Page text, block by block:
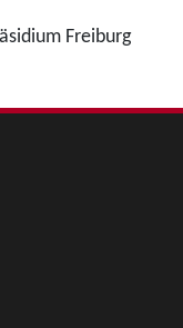
Freiburg